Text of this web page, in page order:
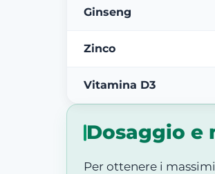
Ginseng
Zinco
Vitamina D3
Dosaggio e
Per ottenere i